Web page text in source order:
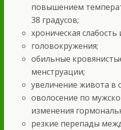
повышением
38 градусов;
хроническая слабость
головокружения;
обильные
менструации;
увеличение живота в
оволосение по
изменения
резкие перепады